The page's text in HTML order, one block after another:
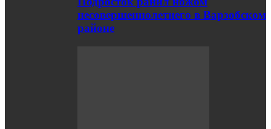
несовершеннолетнего в Варзобском
районе